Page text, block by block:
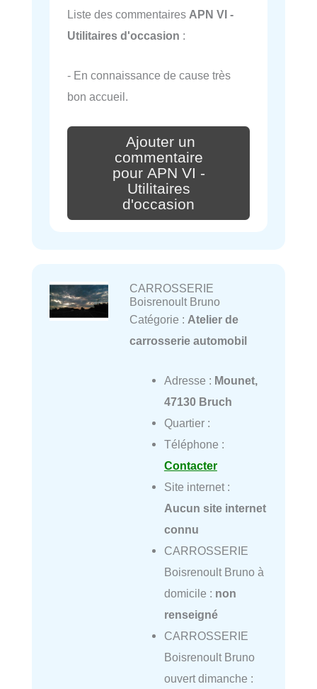
Liste des commentaires APN VI -
Utilitaires d'occasion :
- En connaissance de cause très
bon accueil.
Ajouter un
commentaire
pour APN VI -
Utilitaires
d'occasion
CARROSSERIE
Boisrenoult Bruno
Catégorie : Atelier de
carrosserie automobil
Adresse : Mounet,
47130 Bruch
Quartier :
Téléphone :
Contacter
Site internet :
Aucun site internet
connu
CARROSSERIE
Boisrenoult Bruno à
domicile : non
renseigné
CARROSSERIE
Boisrenoult Bruno
ouvert dimanche :